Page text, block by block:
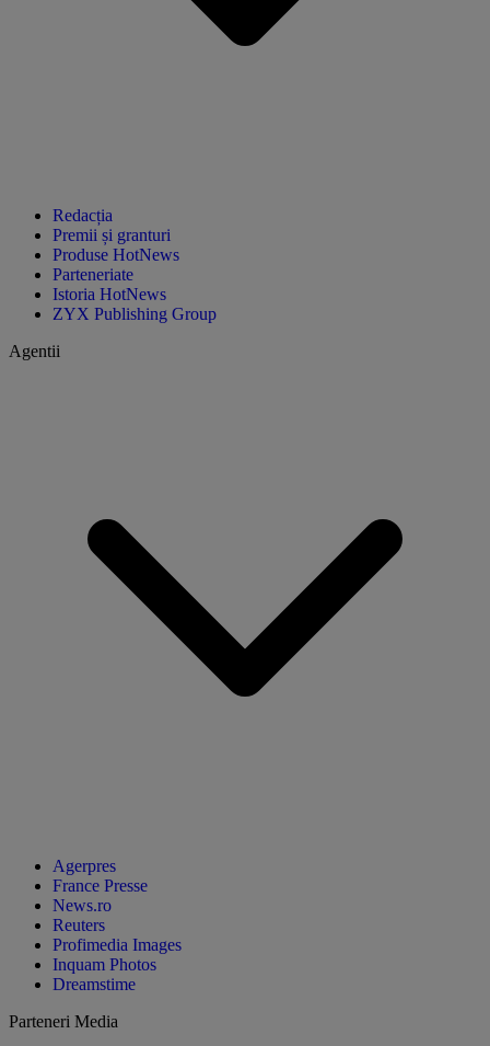
Redacția
Premii și granturi
Produse HotNews
Parteneriate
Istoria HotNews
ZYX Publishing Group
Agentii
Agerpres
France Presse
News.ro
Reuters
Profimedia Images
Inquam Photos
Dreamstime
Parteneri Media